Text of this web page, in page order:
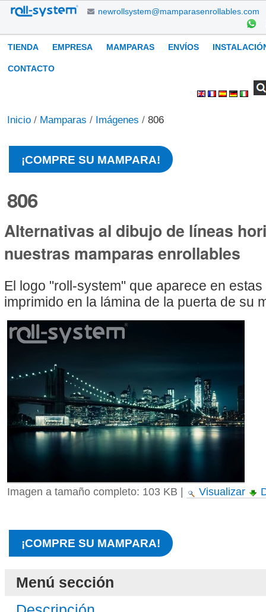
Cambiar
contenido.
Saltar
newrollsystem@mamparasenrollables.com
Navegación
TIENDA EMPRESA MAMPARAS ENVÍOS
CONTACTO
Inicio / Mamparas / Imágenes / 806
¡COMPRE SU MAMPARA!
806
Alternativas al dibujo de líneas
nuestras mamparas enrollables
El logo "roll-system" que aparece en
imprimido en la lámina de la puerta de su
Imagen a tamaño completo: 103 KB Visualizar
¡COMPRE SU MAMPARA!
Menú sección